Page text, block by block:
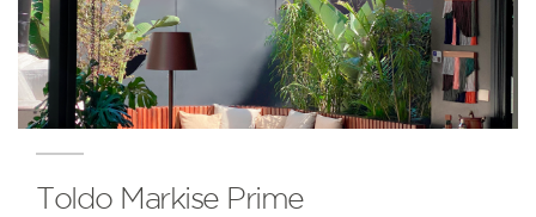
Toldo Markise Prime